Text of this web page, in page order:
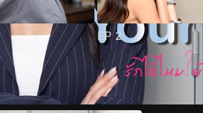
EP2
推荐影片 剧情介绍